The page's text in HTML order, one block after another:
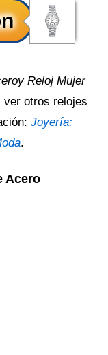
Reloj Mujer
ver otros relojes
Joyería:
.
Acero